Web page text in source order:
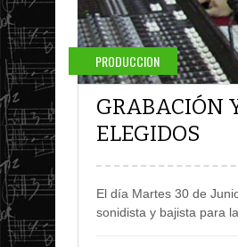
PRODUCCION
GRABACIÓN
ELEGIDOS
El día Martes 30 de
sonidista y bajista para